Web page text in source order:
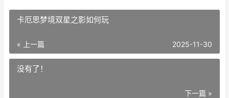
卡厄思梦境双星之影如何玩
« 上一篇 2025-11-30
没有了！
下一篇 »